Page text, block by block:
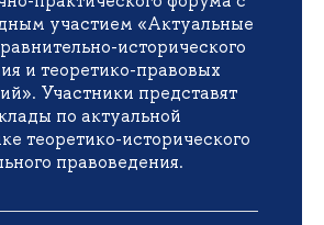
участием «Актуальные
исторического
и теоретико-правовых
Участники представят
по актуальной
теоретико-исторического
правоведения.